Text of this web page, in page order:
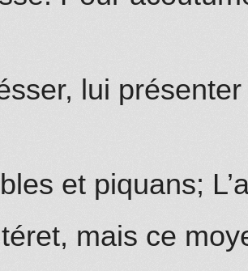
lui
et piquans;
mais ce